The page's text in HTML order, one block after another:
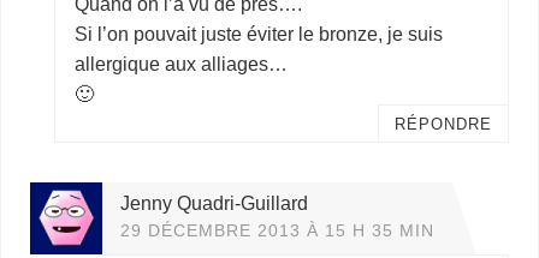
Si l’on pouvait juste éviter le bronze, je suis
allergique aux alliages…
🙂
RÉPONDRE
Jenny Quadri-Guillard
29 DÉCEMBRE 2013 À 15 H 35 MIN